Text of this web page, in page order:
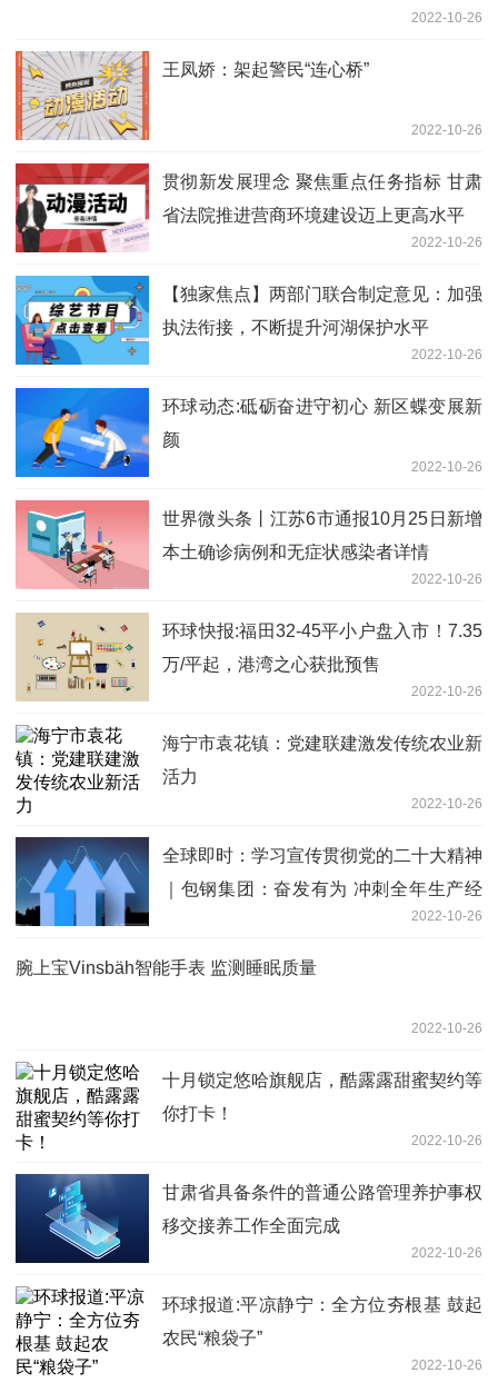
2022-10-26
王凤娇：架起警民“连心桥”
2022-10-26
贯彻新发展理念 聚焦重点任务指标 甘肃
省法院推进营商环境建设迈上更高水平
2022-10-26
【独家焦点】两部门联合制定意见：加强
执法衔接，不断提升河湖保护水平
2022-10-26
环球动态:砥砺奋进守初心 新区蝶变展新
颜
2022-10-26
世界微头条丨江苏6市通报10月25日新增
本土确诊病例和无症状感染者详情
2022-10-26
环球快报:福田32-45平小户盘入市！7.35
万/平起，港湾之心获批预售
2022-10-26
海宁市袁花镇：党建联建激发传统农业新
活力
2022-10-26
全球即时：学习宣传贯彻党的二十大精神
｜包钢集团：奋发有为 冲刺全年生产经
2022-10-26
腕上宝Vinsbäh智能手表 监测睡眠质量
2022-10-26
十月锁定悠哈旗舰店，酷露露甜蜜契约等
你打卡！
2022-10-26
甘肃省具备条件的普通公路管理养护事权
移交接养工作全面完成
2022-10-26
环球报道:平凉静宁：全方位夯根基 鼓起
农民“粮袋子”
2022-10-26